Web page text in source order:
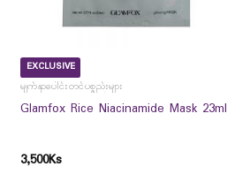
EXCLUSIVE
မျက်နှာပေါင်းတင်ပစ္စည်းများ
Glamfox Rice Niacinamide Mask 23ml
3,500Ks